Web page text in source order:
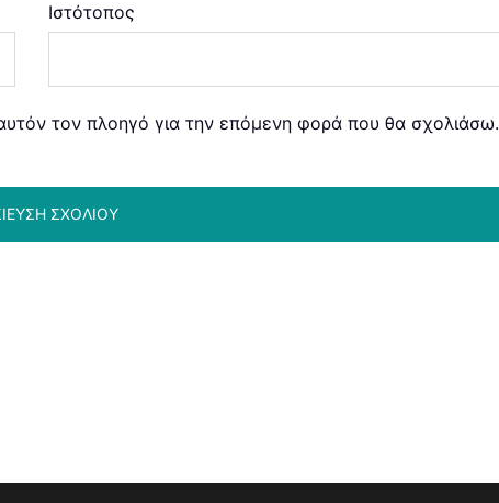
Ιστότοπος
τον πλοηγό για την επόμενη φορά που θα σχολιάσω.